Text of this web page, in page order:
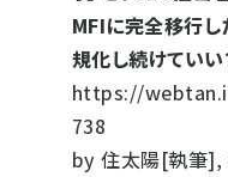
MFIに完全移行し
規化し続けていい
https://
738
by住太陽[執筆